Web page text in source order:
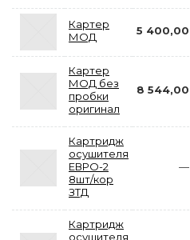
Картер
МОД
5 400,00
Картер
МОД без
пробки
оригинал
8 544,00
Картридж
осушителя
ЕВРО-2
8шт/кор
ЗТД
—
Картридж
осушителя